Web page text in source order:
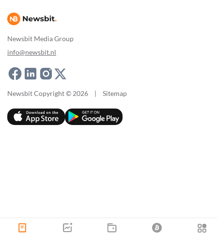
Newsbit Media Group
info@newsbit.nl
Newsbit Copyright © 2026 | Sitemap